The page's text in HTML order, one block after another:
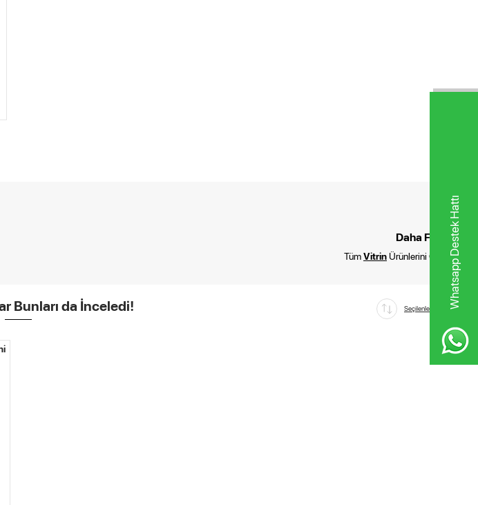
Whatsapp Destek Hattı
Daha Fazla :
TümVitrin Ürünlerini Göster
Bunları da İnceledi! Seçilenleri Karşılaştır